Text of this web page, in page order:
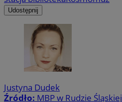
Udostępnij
Justyna Dudek
Źródło: MBP w Rudzie Śląskiej